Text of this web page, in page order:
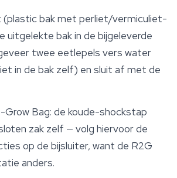
(plastic bak met perliet/vermiculiet-
uitgelekte bak in de bijgeleverde
twee eetlepels vers water
in de bak zelf) en sluit af met de
Grow Bag: de koude-shockstap
zak zelf — volg hiervoor de
op de bijsluiter, want de R2G
anders.